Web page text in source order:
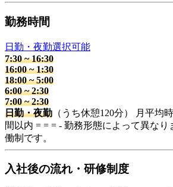
勤務時間
日勤・夜勤選択可能
7:30~16:30
16:00~1:30
18:00~5:00
6:00~2:30
7:00~2:30
日勤・夜勤 （うち休憩120分） 月平均
間以内 = = = - 勤務形態によって異なり
働制です。
入社後の流れ・研修制度